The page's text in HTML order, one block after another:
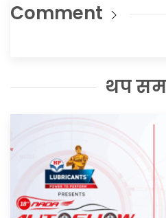
Comment
थप